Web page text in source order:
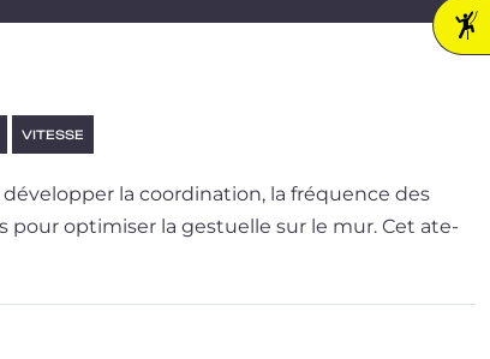
VITESSE
la coor­di­na­tion, la fré­quence des
pour opti­mi­ser la ges­tuelle sur le mur. Cet ate­